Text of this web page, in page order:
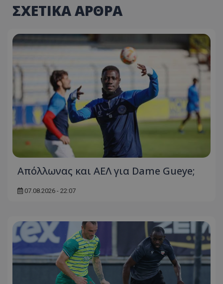
ΣΧΕΤΙΚΑ ΑΡΘΡΑ
Απόλλωνας και ΑΕΛ για Dame Gueye;
07.08.2026 - 22:07